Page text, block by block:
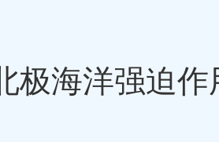
极海洋强迫